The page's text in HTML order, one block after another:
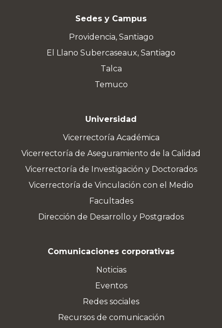
Sedes y Campus
Providencia, Santiago
El Llano Subercaseaux, Santiago
Talca
Temuco
Universidad
Vicerrectoría Académica
Vicerrectoría de Aseguramiento de la Calidad
Vicerrectoría de Investigación y Doctorados
Vicerrectoría de Vinculación con el Medio
Facultades
Dirección de Desarrollo y Postgrados
Comunicaciones corporativas
Noticias
Eventos
Redes sociales
Recursos de comunicación